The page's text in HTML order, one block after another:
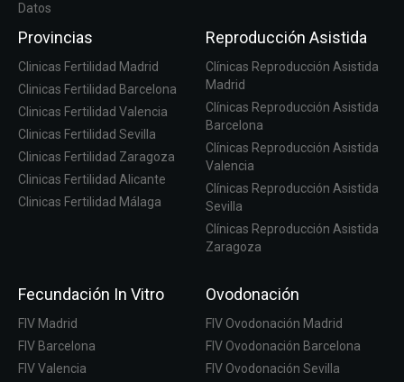
Datos
Provincias
Clinicas Fertilidad Madrid
Clinicas Fertilidad Barcelona
Clinicas Fertilidad Valencia
Clinicas Fertilidad Sevilla
Clinicas Fertilidad Zaragoza
Clinicas Fertilidad Alicante
Clinicas Fertilidad Málaga
Reproducción Asistida
Clínicas Reproducción Asistida
Madrid
Clínicas Reproducción Asistida
Barcelona
Clínicas Reproducción Asistida
Valencia
Clínicas Reproducción Asistida
Sevilla
Clínicas Reproducción Asistida
Zaragoza
Fecundación In Vitro
FIV Madrid
FIV Barcelona
FIV Valencia
Ovodonación
FIV Ovodonación Madrid
FIV Ovodonación Barcelona
FIV Ovodonación Sevilla